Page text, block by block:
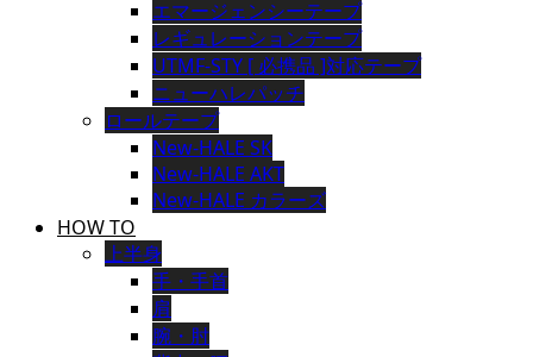
エマージェンシーテープ
レギュレーションテープ
UTMF-STY [ 必携品 ]対応テープ
ニューハレパッチ
ロールテープ
New-HALE SK
New-HALE AKT
New-HALE カラーズ
HOW TO
上半身
手・手首
肩
腕・肘